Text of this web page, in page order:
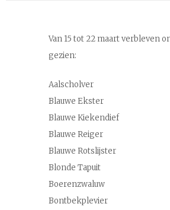
Van 15 tot 22 maart verbleven
gezien:
Aalscholver
Blauwe Ekster
Blauwe Kiekendief
Blauwe Reiger
Blauwe Rotslijster
Blonde Tapuit
Boerenzwaluw
Bontbekplevier